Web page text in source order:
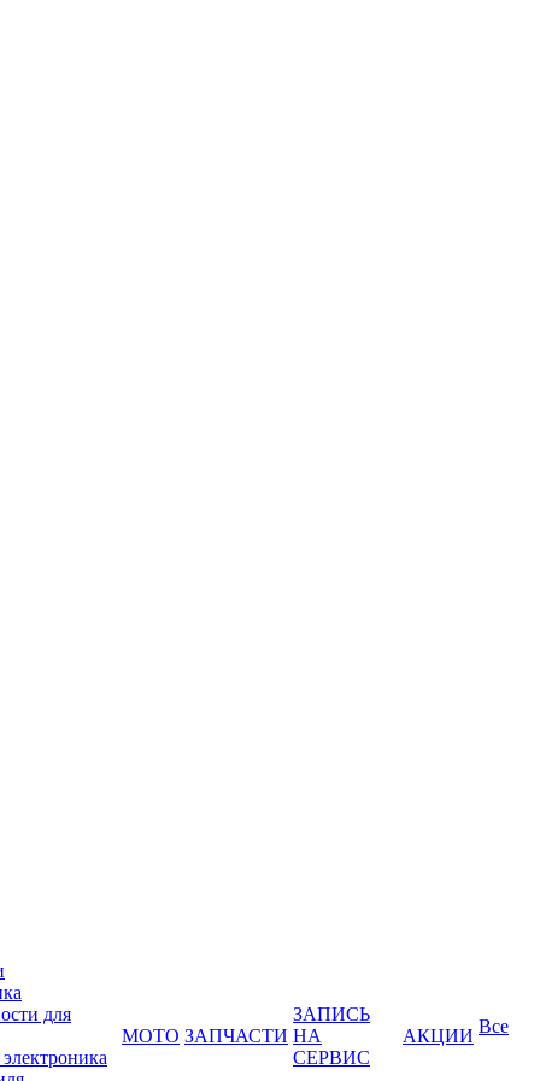
для
МОТО ЗАПЧАСТИ
ЗАПИСЬ
НА
СЕРВИС
АКЦИИ Все